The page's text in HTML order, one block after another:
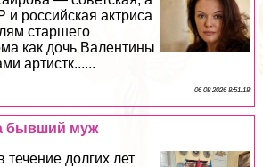
российская актриса
старшего
как дочь Валентины
артистк......
06 08 2026 8:51:18
бывший муж
долгих лет